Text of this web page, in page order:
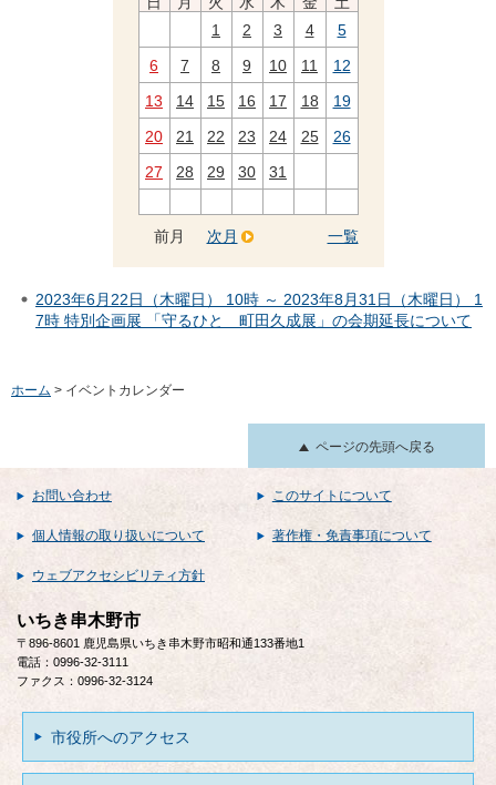
1
2 3 4
5
6
7 8 9 10 11
12
13
14 15 16 17 18
19
20
21 22 23 24 25
26
27
28 29 30 31
前月 一覧
次月
2023年6月22日（木曜日） 10時 ～ 2023年8月31日（木曜日） 1
7時 特別企画展 「守るひと 町田久成展」の会期延長について
ホーム > イベントカレンダー
ページの先頭へ戻る
お問い合わせ このサイトについて
個人情報の取り扱いについて 著作権・免責事項について
ウェブアクセシビリティ方針
いちき串木野市
〒896-8601 鹿児島県いちき串木野市昭和通133番地1
電話：0996-32-3111
ファクス：0996-32-3124
市役所へのアクセス